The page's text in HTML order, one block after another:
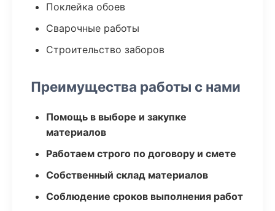
Поклейка обоев
Сварочные работы
Строительство заборов
Преимущества работы с нами
Помощь в выборе и закупке
материалов
Работаем строго по договору и смете
Собственный склад материалов
Соблюдение сроков выполнения работ